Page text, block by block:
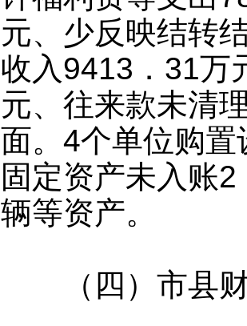
元、少反映结转
收入9413．31万
元、往来款未清
面。4个单位购
固定资产未入账
辆等资产。
（四）市县财